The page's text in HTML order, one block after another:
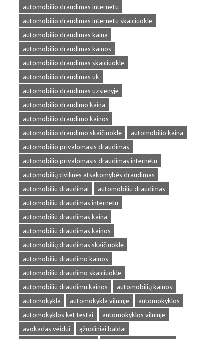
automobilio draudimas internetu
automobilio draudimas internetu skaiciuokle
automobilio draudimas kaina
automobilio draudimas kainos
automobilio draudimas skaiciuokle
automobilio draudimas uk
automobilio draudimas uzsienyje
automobilio draudimo kaina
automobilio draudimo kainos
automobilio draudimo skaičiuoklė
automobilio kaina
automobilio privalomasis draudimas
automobilio privalomasis draudimas internetu
automobilių civilinės atsakomybės draudimas
automobiliu draudimai
automobiliu draudimas
automobiliu draudimas internetu
automobiliu draudimas kaina
automobiliu draudimas kainos
automobilių draudimas skaičiuoklė
automobiliu draudimo kainos
automobiliu draudimo skaiciuokle
automobiliu draudimu kainos
automobilių kainos
automokykla
automokykla vilniuje
automokyklos
automokyklos ket testai
automokyklos vilniuje
avokadas veidui
ąžuoliniai baldai